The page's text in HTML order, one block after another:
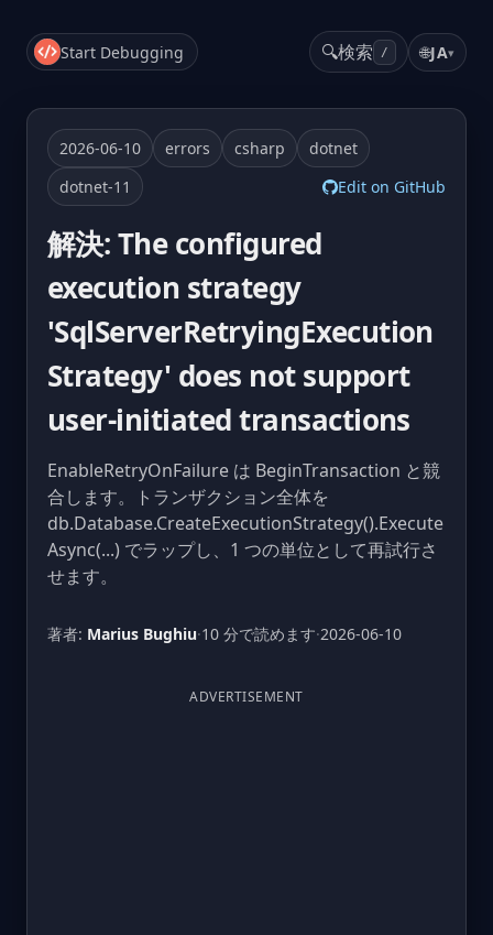
Start Debugging 🔍検索 / 🌐JA▾
2026-06-10 errors csharp
dotnet
dotnet-11
Edit on GitHub
解決: The configured
execution strategy
'SqlServerRetryingExecution
Strategy' does not support
user-initiated transactions
EnableRetryOnFailure は BeginTransaction と競
合します。トランザクション全体を
db.Database.CreateExecutionStrategy().Execute
Async(...) でラップし、1 つの単位として再試行さ
せます。
著者: Marius Bughiu·10 分で読めます·2026-06-10
ADVERTISEMENT